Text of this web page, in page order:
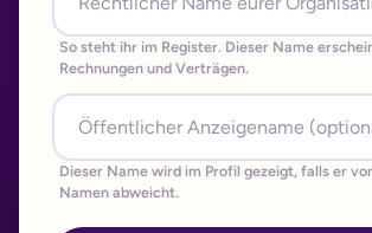
So steht ihr im Register. Dieser Name
Rechnungen und Verträgen.
Dieser Name wird im Profil gezeigt, falls er
Namen abweicht.